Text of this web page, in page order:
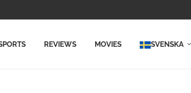
REVIEWS MOVIES SVENSKA